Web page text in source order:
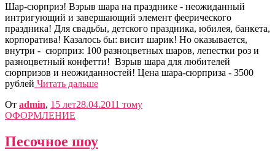
Шар-сюрприз! Взрыв шара на празднике - неожиданный
интригующий и завершающий элемент феерического
праздника! Для свадьбы, детского праздника, юбилея, банкета,
корпоратива! Казалось бы: висит шарик! Но оказывается,
внутри - сюрприз: 100 разноцветных шаров, лепестки роз и
разноцветный конфетти! Взрыв шара для любителей
сюрпризов и неожиданностей! Цена шара-сюрприза - 3500
рублей Читать дальше
От admin, 15 лет28.04.2011 тому
ОФОРМЛЕНИЕ
Песочное шоу